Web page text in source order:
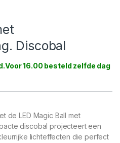
Discobal
de LED Magic Ball met
discobal projecteert een
lichteffecten die perfect